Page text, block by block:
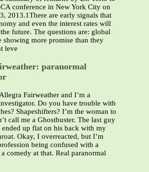
conference in New York City on
2013.1There are early signals that
and even the interest rates will
future. The questions are: global
showing more promise than they
leve
paranormal
Fairweather and I’m a
Do you have trouble with
Shapeshifters? I’m the woman to
call me a Ghostbuster. The last guy
up flat on his back with my
Okay, I overreacted, but I’m
being confused with a
comedy at that. Real paranormal